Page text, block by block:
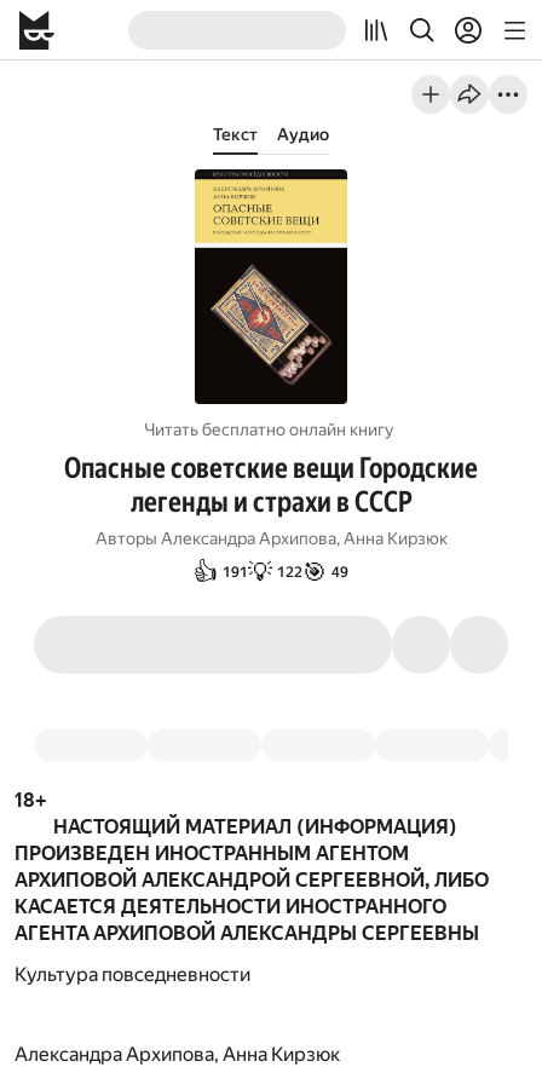
Текст Аудио
Читать бесплатно онлайн книгу
Опасные советские вещи Городские
легенды и страхи в СССР
Авторы Александра Архипова,Анна Кирзюк
👍 191💡 122 🎯 49
18+
НАСТОЯЩИЙ МАТЕРИАЛ (ИНФОРМАЦИЯ)
ПРОИЗВЕДЕН ИНОСТРАННЫМ АГЕНТОМ
АРХИПОВОЙ АЛЕКСАНДРОЙ СЕРГЕЕВНОЙ, ЛИБО
КАСАЕТСЯ ДЕЯТЕЛЬНОСТИ ИНОСТРАННОГО
АГЕНТА АРХИПОВОЙ АЛЕКСАНДРЫ СЕРГЕЕВНЫ
Культура повседневности
Александра Архипова, Анна Кирзюк